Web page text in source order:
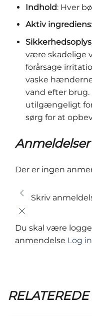
Indhold: Hver
Aktiv ingrediens
være skadelige
forårsage
vaske
vand efter
utilgængeligt
sørg for at
Anmeldelser
Der er ingen
Skriv
Du skal være
anmendelse Log
RELATEREDE